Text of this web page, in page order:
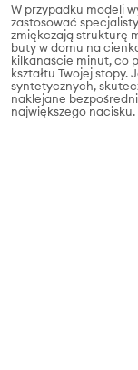
W przypadku modeli
zastosować
zmiękczają strukturę
buty w domu na
kilkanaście minut, co
kształtu Twojej stopy.
syntetycznych,
naklejane
największego nacisku.